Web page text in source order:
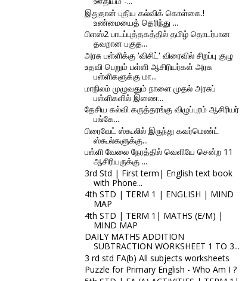
இதுதான் புதிய கல்விக் கொள்கை.!
உண்மையைத் தெரிந்து ...
பிளஸ்2 பாடப்புத்தகத்தில் தமிழ் தொடர்பான
தவறான பகுத...
அரசு பள்ளிக்கு 'விசிட்' விரைவில் சிறப்பு குழு
உதவி பெறும் பள்ளி ஆசிரியர்கள் அரசு
பள்ளிகளுக்கு மா...
மாநிலம் முழுவதும் நாளை முதல் அரசுப்
பள்ளிகளில் இணை...
தேசிய கல்வி கருத்தரங்கு விழுப்புரம் ஆசிரியர்
பங்கே...
பிரைவேட் ஸ்கூலில் இருந்து கவர்மெண்ட்
ஸ்கூல்களுக்கு...
பள்ளி வேலை நேரத்தில் வெளியே சென்ற 11
ஆசிரியருக்கு ...
3rd Std | First term| English text book
with Phone...
4th STD | TERM 1 | ENGLISH | MIND
MAP
4th STD | TERM 1| MATHS (E/M) |
MIND MAP
DAILY MATHS ADDITION
SUBTRACTION WORKSHEET 1 TO 3...
3 rd std FA(b) All subjects worksheets
Puzzle for Primary English - Who Am I ?